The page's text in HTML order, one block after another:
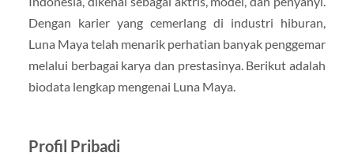
Dengan karier yang cemerlang di industri hiburan,
Luna Maya telah menarik perhatian banyak penggemar
melalui berbagai karya dan prestasinya. Berikut adalah
biodata lengkap mengenai Luna Maya.
Profil Pribadi